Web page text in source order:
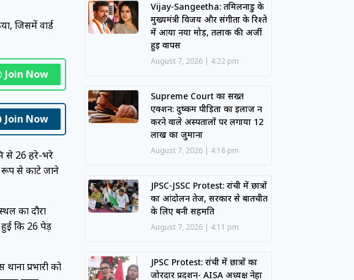
जिसमें वार्ड
Join Now
Join Now
से 26 हरे-भरे
से काटे जाने
का दौरा
हुई कि 26 पेड़
प्रभारी को
Vijay-Sangeetha: तमिलनाडु के
मुख्यमंत्री विजय और संगीता के रिश्ते
में आया नया मोड़, तलाक की अर्जी
हुई वापस
August 7, 2026 4:22 pm
Supreme Court का सख्त
एक्शन: दुष्कर्म पीड़िता का इलाज न
करने वाले अस्पतालों पर लगाया 12
लाख का जुर्माना
August 7, 2026 4:18 pm
JPSC-JSSC Protest: रांची में छात्रों
का आंदोलन तेज, सरकार से बातचीत
के लिए बनी सहमति
August 7, 2026 4:11 pm
JPSC Protest: रांची में छात्रों का
जोरदार प्रदर्शन- AISA अध्यक्ष नेहा